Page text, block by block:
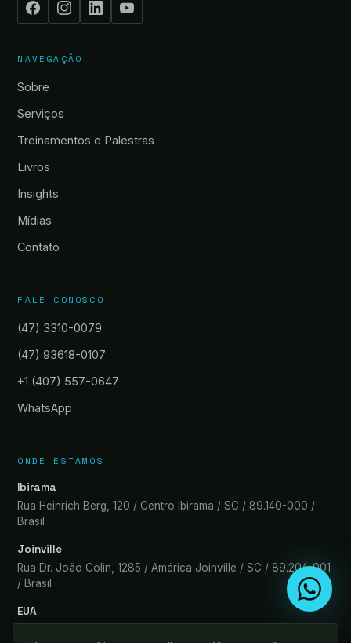
NAVEGAÇÃO
Sobre
Serviços
Treinamentos e Palestras
Livros
Insights
Mídias
Contato
FALE CONOSCO
(47) 3310-0079
(47) 93618-0107
+1 (407) 557-0647
WhatsApp
ONDE ESTAMOS
Ibirama
Rua Heinrich Berg, 120 / Centro Ibirama / SC / 89.140-000 /
Brasil
Joinville
Rua Dr. João Colin, 1285 / América Joinville / SC / 89.204-001
/ Brasil
EUA